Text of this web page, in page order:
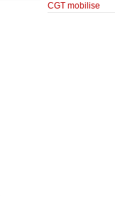
CGT mobilise